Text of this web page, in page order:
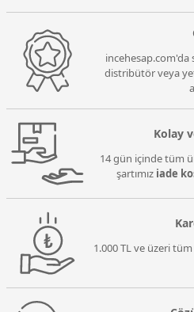
distribütör veya
Kolay
14 gün içinde tüm
şartımız iade
1.000 TL ve üzeri